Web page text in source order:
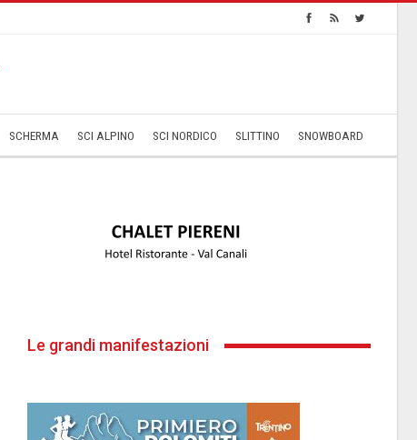
SCHERMA SCI ALPINO SCI NORDICO SLITTINO SNOWBOARD
Le grandi manifestazioni